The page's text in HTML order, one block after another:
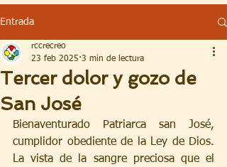
Entrada
Tercer dolor y gozo de
San José
rccrecreo
23 feb 2025 3 min de lectura
Bienaventurado Patriarca san José,
cumplidor obediente de la Ley de Dios.
La vista de la sangre preciosa que el